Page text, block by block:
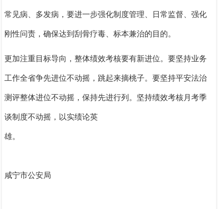
常见病、多发病，要进一步强化制度管理、日常监督、强化
刚性问责，确保达到刮骨疗毒、标本兼治的目的。
更加注重目标导向，整体绩效考核要有新进位。要坚持业务
工作全省争先进位不动摇，跳起来摘桃子。要坚持平安法治
测评整体进位不动摇，保持先进行列。坚持绩效考核月考季
谈制度不动摇，以实绩论英
雄。
咸宁市公安局